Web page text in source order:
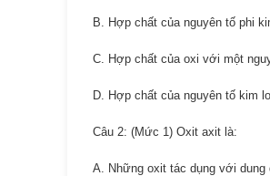
B. Hợp chất của nguyên tố phi
C. Hợp chất của oxi với một
D. Hợp chất của nguyên tố kim
Câu 2: (Mức 1) Oxit axit là:
A. Những oxit tác dụng với dung